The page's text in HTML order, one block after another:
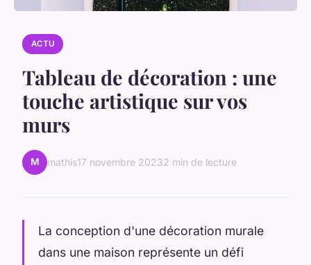
ACTU
Tableau de décoration : une
touche artistique sur vos
murs
M mathis17 novembre 20232 min de lecture
La conception d'une décoration murale
dans une maison représente un défi